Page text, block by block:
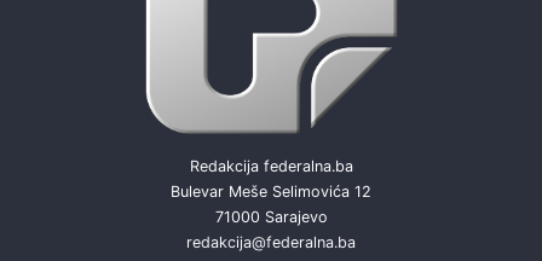
Redakcija federalna.ba
Bulevar Meše Selimovića 12
71000 Sarajevo
redakcija@federalna.ba